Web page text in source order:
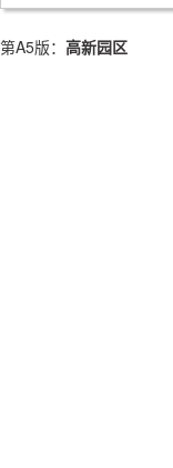
第A5版： 高新园区